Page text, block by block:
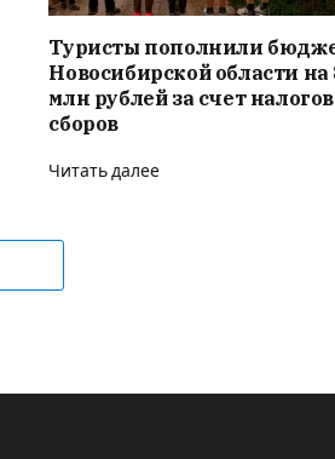
Туристы пополнили
Новосибирской области на
млн рублей за счет
сборов
Читать далее